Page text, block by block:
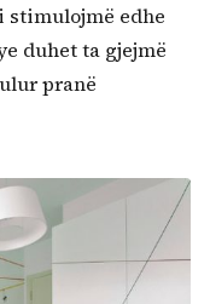
stimulojmë edhe
duhet ta gjejmë
pranë